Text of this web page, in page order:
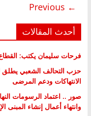
← Previous
أحدث المقالات
فرحات سليمان يكتب:
حزب التحالف الشعبي يطلق
الانتهاكات ودعم المرضى
صور .. اعتماد الرسومات
وانتهاء أعمال إنشاء المبنى